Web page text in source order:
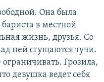
Она была
в местной
жизнь, друзья. Со
ней сгущаются тучи.
Грозила,
девушка ведет себя